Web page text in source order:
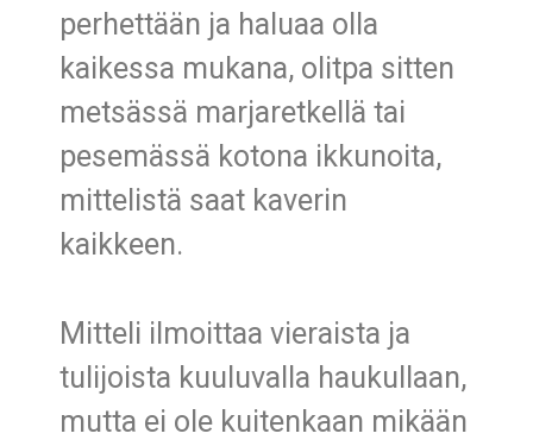
perhettään ja haluaa olla
kaikessa mukana, olitpa sitten
metsässä marjaretkellä tai
pesemässä kotona ikkunoita,
mittelistä saat kaverin
kaikkeen.
Mitteli ilmoittaa vieraista ja
tulijoista kuuluvalla haukullaan,
mutta ei ole kuitenkaan mikään